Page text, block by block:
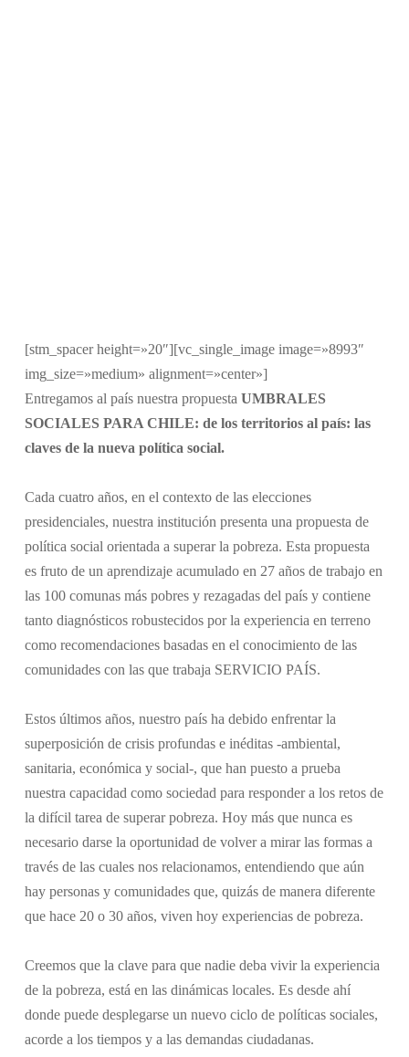
[stm_spacer height=»20″][vc_single_image image=»8993″
img_size=»medium» alignment=»center»]
Entregamos al país nuestra propuesta UMBRALES
SOCIALES PARA CHILE: de los territorios al país: las
claves de la nueva política social.
Cada cuatro años, en el contexto de las elecciones
presidenciales, nuestra institución presenta una propuesta de
política social orientada a superar la pobreza. Esta propuesta
es fruto de un aprendizaje acumulado en 27 años de trabajo en
las 100 comunas más pobres y rezagadas del país y contiene
tanto diagnósticos robustecidos por la experiencia en terreno
como recomendaciones basadas en el conocimiento de las
comunidades con las que trabaja SERVICIO PAÍS.
Estos últimos años, nuestro país ha debido enfrentar la
superposición de crisis profundas e inéditas -ambiental,
sanitaria, económica y social-, que han puesto a prueba
nuestra capacidad como sociedad para responder a los retos de
la difícil tarea de superar pobreza. Hoy más que nunca es
necesario darse la oportunidad de volver a mirar las formas a
través de las cuales nos relacionamos, entendiendo que aún
hay personas y comunidades que, quizás de manera diferente
que hace 20 o 30 años, viven hoy experiencias de pobreza.
Creemos que la clave para que nadie deba vivir la experiencia
de la pobreza, está en las dinámicas locales. Es desde ahí
donde puede desplegarse un nuevo ciclo de políticas sociales,
acorde a los tiempos y a las demandas ciudadanas.